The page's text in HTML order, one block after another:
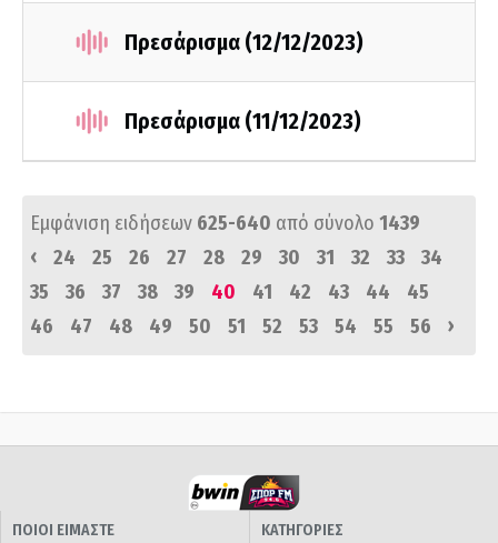
Πρεσάρισμα (12/12/2023)
Πρεσάρισμα (11/12/2023)
Εμφάνιση ειδήσεων 625-640 από σύνολο 1439
‹
24 25 26 27 28 29 30 31 32 33
34
35
36 37 38 39 40 41 42 43 44
45
46
47 48 49 50 51 52 53 54 55 56 ›
ΠΟΙΟΙ ΕΙΜΑΣΤΕ
ΚΑΤΗΓΟΡΙΕΣ